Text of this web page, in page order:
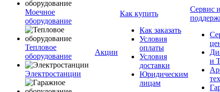
Моечное
оборудование
Тепловое
оборудование
Электростанции
Акции
Как купить
Как заказать
Условия
оплаты
Условия
доставки
Юридическим
лицам
Сервис
и